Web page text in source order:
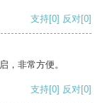
支持[0] 反对[0]
，非常方便。
支持[0] 反对[0]